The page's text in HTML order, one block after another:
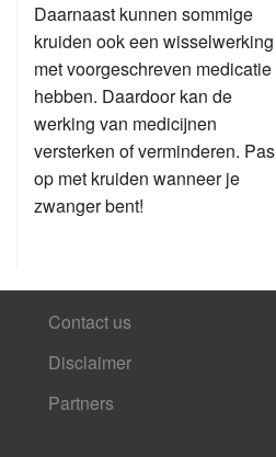
Daarnaast kunnen sommige
kruiden ook een wisselwerking
met voorgeschreven medicatie
hebben. Daardoor kan de
werking van medicijnen
versterken of verminderen. Pas
op met kruiden wanneer je
zwanger bent!
Contact us
Disclaimer
Partners